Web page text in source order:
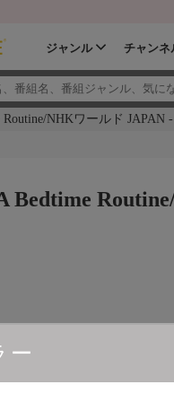
ジャンル チャンネ
NHKワールド JAPAN
ー
Bedtime
ＮＨＫワールド Ｊ